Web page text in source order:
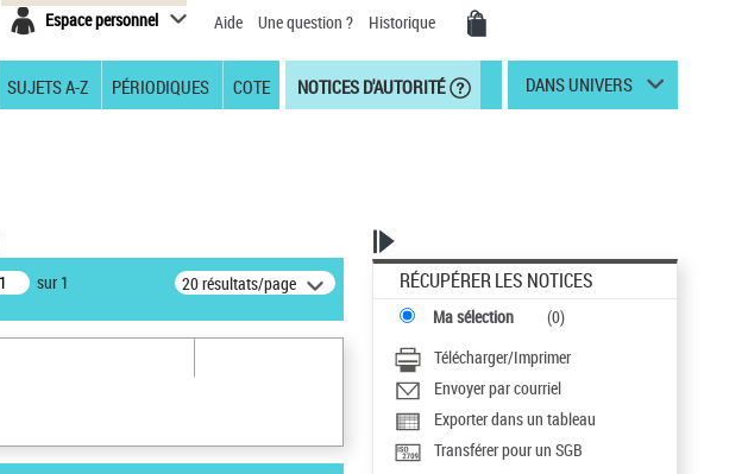
Espace personnel Aide Une question ? Historique
SUJETS A-Z PÉRIODIQUES COTE NOTICES D'AUTORITÉ DANS UNIVERS
sur 1 20 résultats/page RÉCUPÉRER LES NOTICES
Ma sélection (0)
Télécharger/Imprimer
Envoyer par courriel
Exporter dans un tableau
Transférer pour un SGB